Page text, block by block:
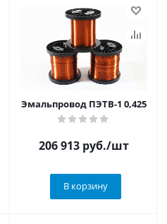
Эмальпровод ПЭТВ-1 0,425
206 913руб./шт
В корзину